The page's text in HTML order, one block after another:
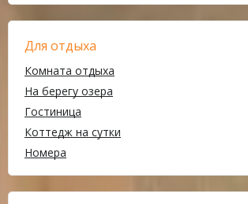
Для отдыха
Комната отдыха
На берегу озера
Гостиница
Коттедж на сутки
Номера